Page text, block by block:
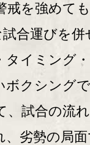
戒を強めて
合運びを併
タイミング
ボクシング
、試合の流
、劣勢の局